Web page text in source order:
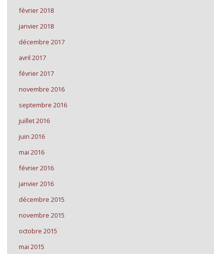
février 2018
janvier 2018
décembre 2017
avril 2017
février 2017
novembre 2016
septembre 2016
juillet 2016
juin 2016
mai 2016
février 2016
janvier 2016
décembre 2015
novembre 2015
octobre 2015
mai 2015